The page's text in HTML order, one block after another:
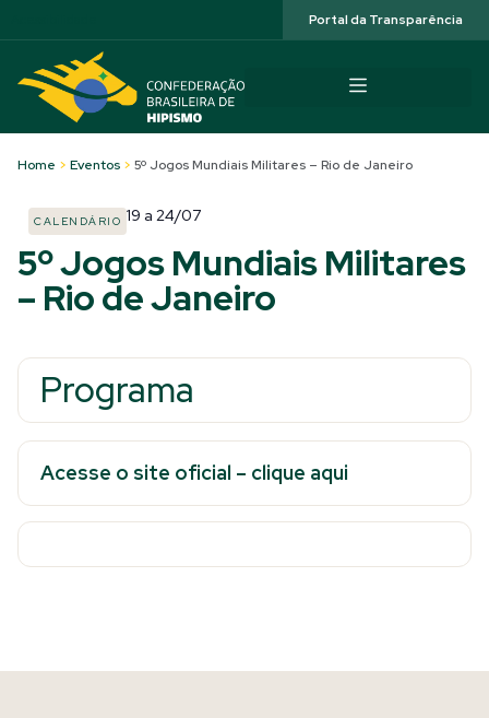
Portal da Transparência
Home > Eventos > 5º Jogos Mundiais Militares – Rio de Janeiro
CALENDÁRIO 19 a 24/07
5º Jogos Mundiais Militares
– Rio de Janeiro
Programa
Acesse o site oficial – clique aqui